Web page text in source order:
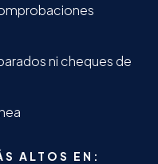
ni cheques de
ALTOS EN: